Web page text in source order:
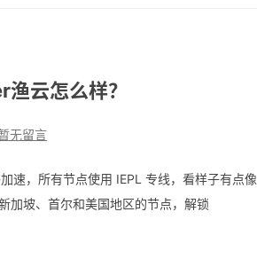
云怎么样？
无留言
速，所有节点使用 IEPL 专线，看样子有点像
加坡、首尔和美国地区的节点，解锁